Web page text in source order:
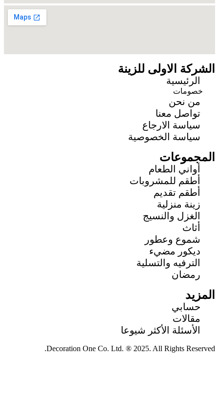
الشركة الاولى للزينة
الرئيسية
خصومات
من نحن
تواصل معنا
سياسة الارجاع
سياسة الخصوصية
المجموعات
أواني الطعام
أطقم للمشروبات
أطقم تقديم
زينة منزلية
الغزل والنسيج
أثاث
شموع وعطور
ديكور مضيء
الترفيه والتسلية
رمضان
المزيد
حسابي
مقالات
الأسئلة الأكثر شيوعا
Decoration One Co. Ltd. ® 2025. All Rights Reserved.